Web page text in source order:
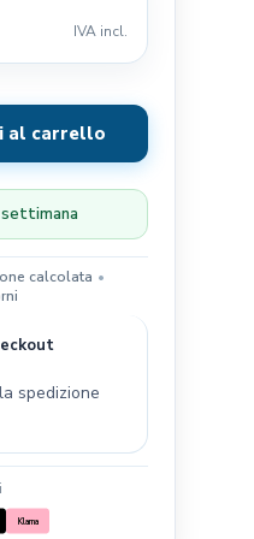
IVA incl.
al carrello
calcolata
spedizione
Klarna